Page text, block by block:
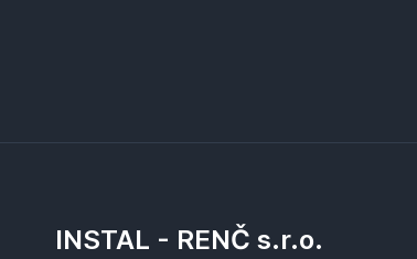
INSTAL - RENČ s.r.o.